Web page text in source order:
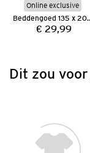
Online exclusive
Prijs:
€ 29,99
Dit zou